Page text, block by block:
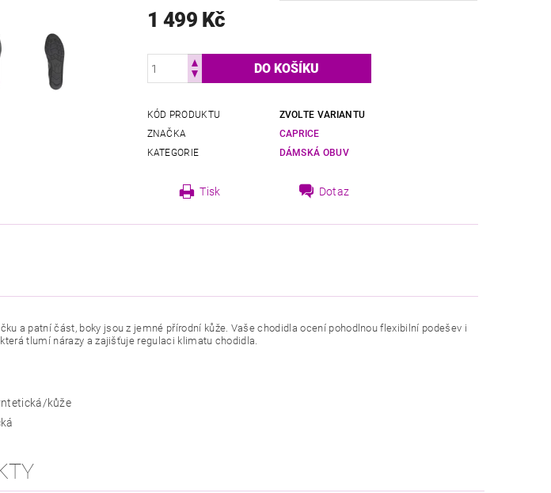
1 499 Kč
KÓD PRODUKTU
ZVOLTE VARIANTU
ZNAČKA
CAPRICE
KATEGORIE
DÁMSKÁ OBUV
Tisk Dotaz
a patní část, boky jsou z jemné přírodní kůže. Vaše chodidla ocení pohodlnou flexibilní podešev i
tlumí nárazy a zajišťuje regulaci klimatu chodidla.
kůže